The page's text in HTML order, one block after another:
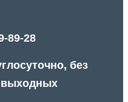
89-28
без